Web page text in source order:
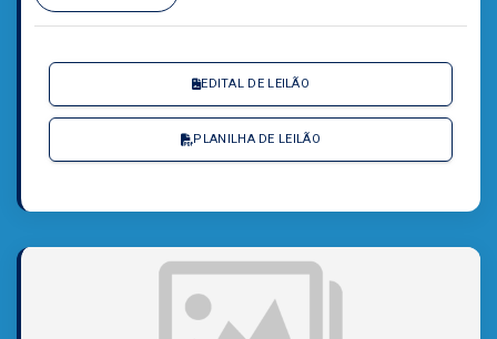
EDITAL DE LEILÃO
PLANILHA DE LEILÃO